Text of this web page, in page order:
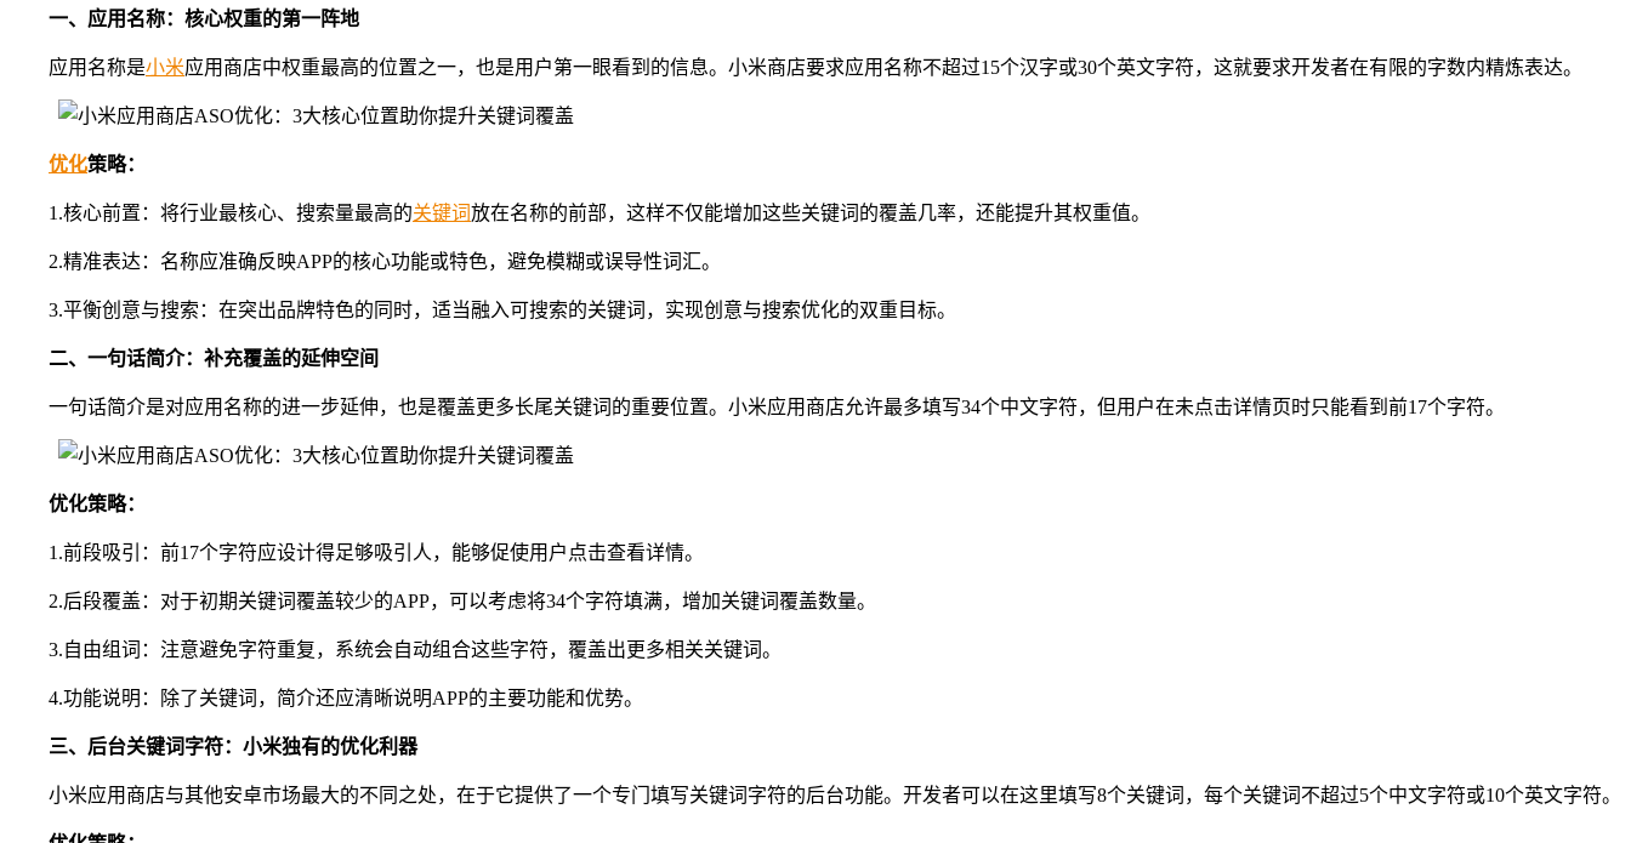
一、 应用名称：核心权重的第一阵地
应用名称是小米应用商店中权重最高的位置之一，也是用户第一眼看到的信息。小米商店要求应用名称不超过15个汉字或30个英文字符，这就要求开发者在有限的字数内精炼表达。
优化策略：
1.核心前置：将行业最核心、搜索量最高的关键词放在名称的前部，这样不仅能增加这些关键词的覆盖几率，还能提升其权重值。
2.精准表达：名称应准确反映APP的核心功能或特色，避免模糊或误导性词汇。
3.平衡创意与搜索：在突出品牌特色的同时，适当融入可搜索的关键词，实现创意与搜索优化的双重目标。
二、 一句话简介：补充覆盖的延伸空间
一句话简介是对应用名称的进一步延伸，也是覆盖更多长尾关键词的重要位置。小米应用商店允许最多填写34个中文字符，但用户在未点击详情页时只能看到前17个字符。
优化策略：
1.前段吸引：前17个字符应设计得足够吸引人，能够促使用户点击查看详情。
2.后段覆盖：对于初期关键词覆盖较少的APP，可以考虑将34个字符填满，增加关键词覆盖数量。
3.自由组词：注意避免字符重复，系统会自动组合这些字符，覆盖出更多相关关键词。
4.功能说明：除了关键词，简介还应清晰说明APP的主要功能和优势。
三、 后台关键词字符：小米独有的优化利器
小米应用商店与其他安卓市场最大的不同之处，在于它提供了一个专门填写关键词字符的后台功能。开发者可以在这里填写8个关键词，每个关键词不超过5个中文字符或10个英文字符。